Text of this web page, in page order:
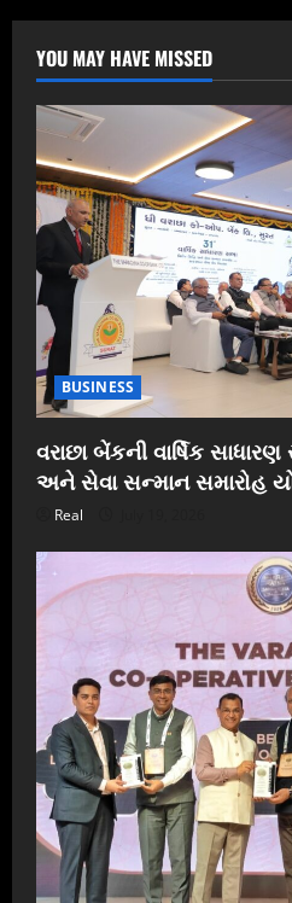
વોકઆઉટ
YOU MAY HAVE MISSED
BUSINESS
વરાછા બેંકની વાર્ષિક
અને સેવા સન્માન સમારોહ
Real